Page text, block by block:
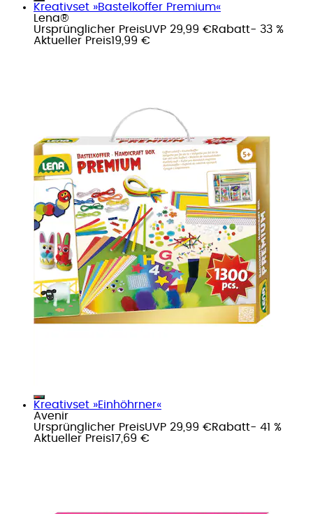
Kreativset »Bastelkoffer Premium«
Lena®
Ursprünglicher PreisUVP 29,99 €Rabatt- 33 %
Aktueller Preis19,99 €
Kreativset »Einhöhrner«
Avenir
Ursprünglicher PreisUVP 29,99 €Rabatt- 41 %
Aktueller Preis17,69 €